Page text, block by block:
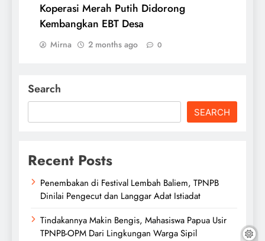
Koperasi Merah Putih Didorong
Kembangkan EBT Desa
Mirna 2 months ago 0
Search
SEARCH
Recent Posts
Penembakan di Festival Lembah Baliem, TPNPB
Dinilai Pengecut dan Langgar Adat Istiadat
Tindakannya Makin Bengis, Mahasiswa Papua Usir
TPNPB-OPM Dari Lingkungan Warga Sipil